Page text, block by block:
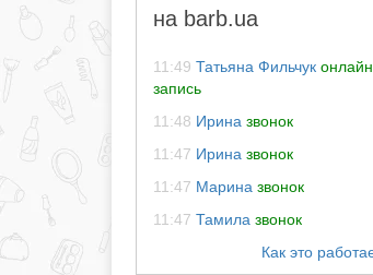
на barb.ua
11:49 Татьяна Фильчук онлайн
запись
11:48 Ирина звонок
11:47 Ирина звонок
11:47 Марина звонок
11:47 Тамила звонок